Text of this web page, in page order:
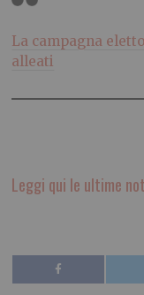
La campagna
alleati
Leggi qui le ultime